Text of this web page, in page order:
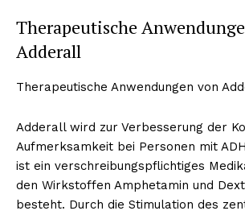
Therapeutische
Adderall
Therapeutische Anwendungen von
Adderall wird zur Verbesserung der
Aufmerksamkeit bei Personen mit
ist ein verschreibungspflichtiges
den Wirkstoffen Amphetamin und
besteht. Durch die Stimulation des